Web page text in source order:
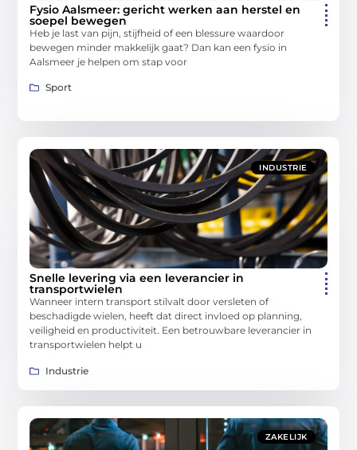
Fysio Aalsmeer: gericht werken aan herstel en
soepel bewegen
Heb je last van pijn, stijfheid of een blessure waardoor
bewegen minder makkelijk gaat? Dan kan een fysio in
Aalsmeer je helpen om stap voor
Sport
INDUSTRIE
Snelle levering via een leverancier in
transportwielen
Wanneer intern transport stilvalt door versleten of
beschadigde wielen, heeft dat direct invloed op planning,
veiligheid en productiviteit. Een betrouwbare leverancier in
transportwielen helpt u
Industrie
ZAKELIJK